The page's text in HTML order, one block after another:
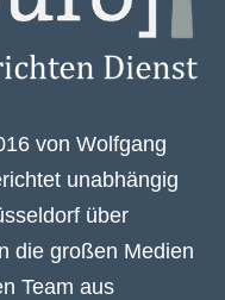
von Wolfgang
unabhängig
über
die großen Medien
Team aus